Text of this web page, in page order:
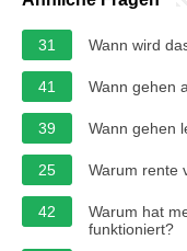
31 Wann wird
41 Wann gehen
39 Wann gehen
25 Warum rente
42
Warum hat
funktioniert?